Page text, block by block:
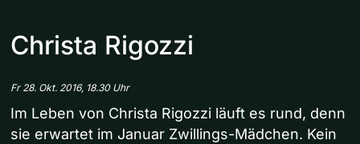
Christa Rigozzi
Fr 28. Okt. 2016, 18.30 Uhr
Im Leben von Christa Rigozzi läuft es rund, denn
sie erwartet im Januar Zwillings-Mädchen. Kein